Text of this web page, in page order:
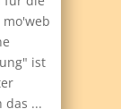
ist
das ...